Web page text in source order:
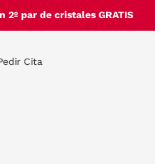
par de cristales GRATIS
Cita